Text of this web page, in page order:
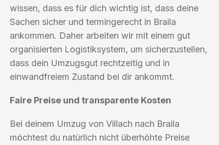
wissen, dass es für dich wichtig ist, dass deine
Sachen sicher und termingerecht in Braila
ankommen. Daher arbeiten wir mit einem gut
organisierten Logistiksystem, um sicherzustellen,
dass dein Umzugsgut rechtzeitig und in
einwandfreiem Zustand bei dir ankommt.
Faire Preise und transparente Kosten
Bei deinem Umzug von Villach nach Braila
möchtest du natürlich nicht überhöhte Preise